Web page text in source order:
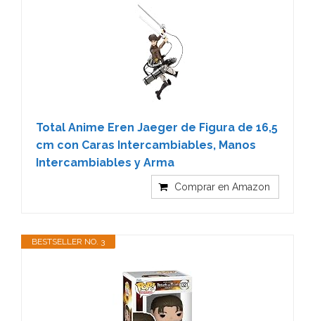
Total Anime Eren Jaeger de Figura de 16,5
cm con Caras Intercambiables, Manos
Intercambiables y Arma
Comprar en Amazon
BESTSELLER NO. 3